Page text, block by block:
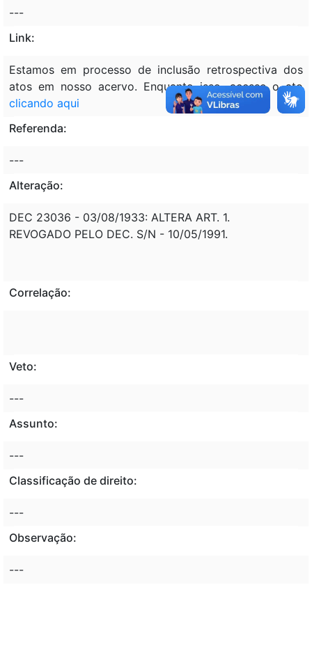
---
Link:
Estamos em processo de inclusão retrospectiva dos
atos em nosso acervo. Enquanto isso, acesse o ato
clicando aqui
Referenda:
---
Alteração:
DEC 23036 - 03/08/1933: ALTERA ART. 1.
REVOGADO PELO DEC. S/N - 10/05/1991.
Correlação:
Veto:
---
Assunto:
---
Classificação de direito:
---
Observação:
---